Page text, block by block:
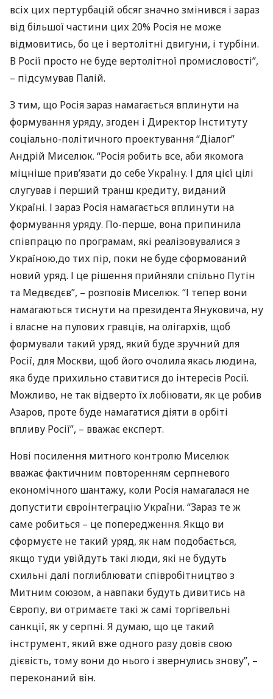
всіх цих пертурбацій обсяг значно змінився і зараз
від більшої частини цих 20% Росія не може
відмовитись, бо це і вертолітні двигуни, і турбіни.
В Росії просто не буде вертолітної промисловості”,
– підсумував Палій.
З тим, що Росія зараз намагається вплинути на
формування уряду, згоден і Директор Інституту
соціально-політичного проектування “Діалог”
Андрій Миселюк. “Росія робить все, аби якомога
міцніше прив’язати до себе Україну. І для цієї цілі
слугував і перший транш кредиту, виданий
Україні. І зараз Росія намагається вплинути на
формування уряду. По-перше, вона припинила
співпрацю по програмам, які реалізовувалися з
Україною,до тих пір, поки не буде сформований
новий уряд. І це рішення прийняли спільно Путін
та Медвєдєв”, – розповів Миселюк. “І тепер вони
намагаються тиснути на президента Януковича, ну
і власне на пулових гравців, на олігархів, щоб
формували такий уряд, який буде зручний для
Росії, для Москви, щоб його очолила якась людина,
яка буде прихильно ставитися до інтересів Росії.
Можливо, не так відверто їх лобіювати, як це робив
Азаров, проте буде намагатися діяти в орбіті
впливу Росії”, – вважає експерт.
Нові посилення митного контролю Миселюк
вважає фактичним повторенням серпневого
економічного шантажу, коли Росія намагалася не
допустити євроінтеграцію України. “Зараз те ж
саме робиться – це попередження. Якщо ви
сформуєте не такий уряд, як нам подобається,
якщо туди увійдуть такі люди, які не будуть
схильні далі поглиблювати співробітництво з
Митним союзом, а навпаки будуть дивитись на
Європу, ви отримаєте такі ж самі торгівельні
санкції, як у серпні. Я думаю, що це такий
інструмент, який вже одного разу довів свою
дієвість, тому вони до нього і звернулись знову”, –
переконаний він.